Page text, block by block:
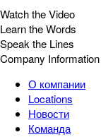
Watch the Video
Learn the Words
Speak the Lines
Company Information
О компании
Locations
Новости
Команда